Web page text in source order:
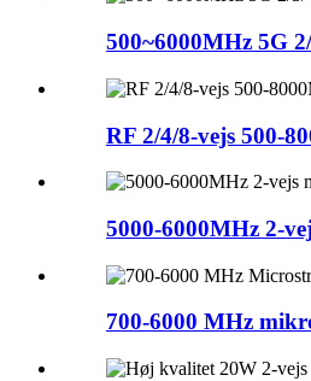
500~6000MHz 5G
RF 2/4/8-vejs 500-
5000-6000MHz 2-
700-6000 MHz